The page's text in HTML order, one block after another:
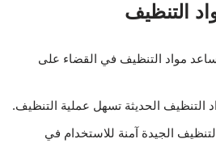
التنظيف
مواد التنظيف في القضاء على
التنظيف الحديثة تسهل عملية التنظيف.
التنظيف الجيدة آمنة للاستخدام في